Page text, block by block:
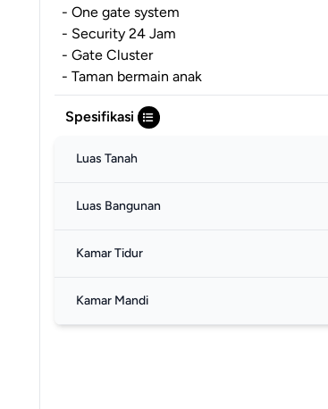
- One gate system
- Security 24 Jam
- Gate Cluster
- Taman bermain anak
Spesifikasi
Luas Tanah
Luas Bangunan
Kamar Tidur
Kamar Mandi